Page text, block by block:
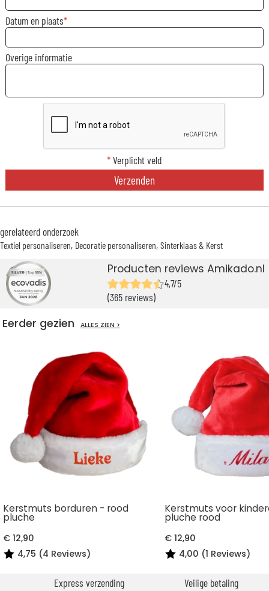
Datum en plaats
Overige informatie
*Verplicht veld
Verzenden
gerelateerd onderzoek
Textiel personaliseren Decoratie personaliseren Sinterklaas & Kerst
Producten reviews Amikado.nl
4,7/5
(365 reviews)
Eerder gezien ALLES ZIEN >
Kerstmuts borduren - rood
pluche
€ 12,90
4,75 (4 Reviews)
Kerstmuts voor
pluche rood
€ 12,90
4,00 (1 Reviews)
Express verzending Veilige betaling